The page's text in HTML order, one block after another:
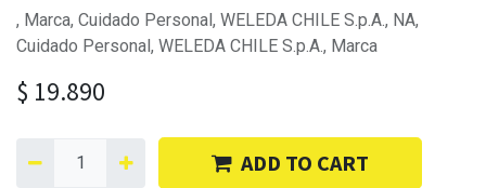
, Marca, Cuidado Personal, WELEDA CHILE S.p.A., NA,
Cuidado Personal, WELEDA CHILE S.p.A., Marca
$ 19.890
ADD TO CART